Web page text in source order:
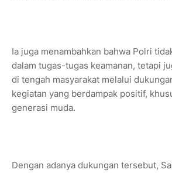
Ia juga menambahkan bahwa Polri
dalam tugas-tugas keamanan, tetapi
di tengah masyarakat melalui
kegiatan yang berdampak positif,
generasi muda.
Dengan adanya dukungan tersebut,